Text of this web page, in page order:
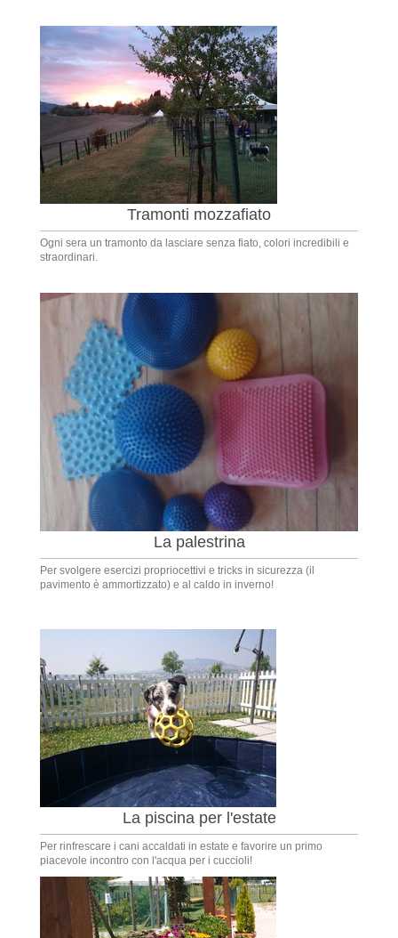
Tramonti mozzafiato
Ogni sera un tramonto da lasciare senza fiato, colori incredibili e
straordinari.
La palestrina
Per svolgere esercizi propriocettivi e tricks in sicurezza (il
pavimento è ammortizzato) e al caldo in inverno!
La piscina per l'estate
Per rinfrescare i cani accaldati in estate e favorire un primo
piacevole incontro con l'acqua per i cuccioli!